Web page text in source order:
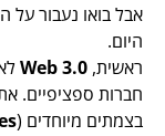
אבל בואו נעבור על
היום.
ראשית,Web 3.0לא
חברות ספציפיים. את
בצמתים מיוחדים (